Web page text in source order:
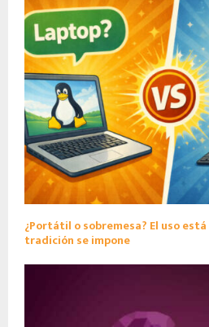
¿Portátil o sobremesa? El uso
tradición se impone